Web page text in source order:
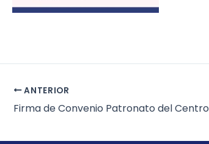
ANTERIOR
Firma de Convenio Patronato del Centro